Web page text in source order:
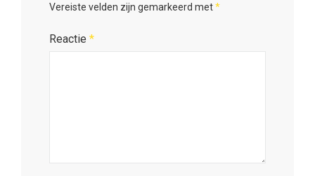
Vereiste velden zijn gemarkeerd met*
Reactie *